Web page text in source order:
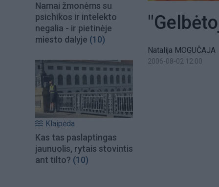
Namai žmonėms su
psichikos ir intelekto
negalia - ir pietinėje
miesto dalyje (10)
Klaipėda
Kas tas paslaptingas
jaunuolis, rytais stovintis
ant tilto? (10)
Natalija MOGUČAJA
2006-08-02 12:00